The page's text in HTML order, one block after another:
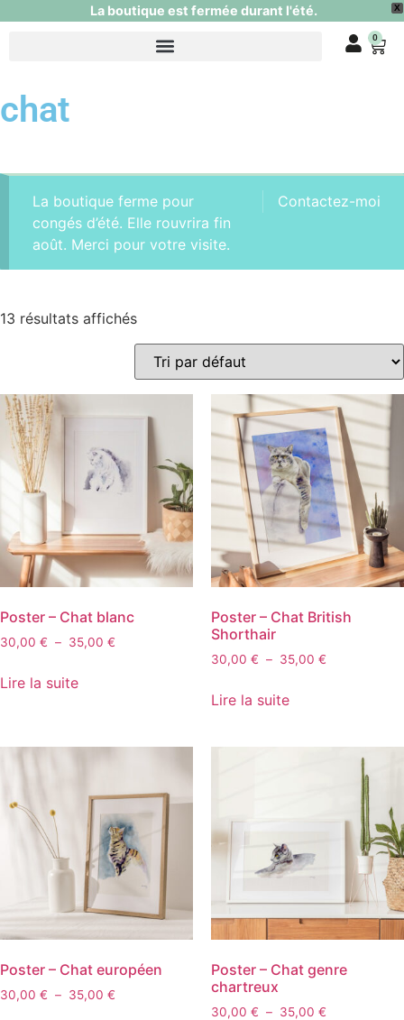
X
La boutique est fermée durant l'été.
0
chat
Contactez-moi
La boutique ferme pour
congés d’été. Elle rouvrira fin
août. Merci pour votre visite.
13 résultats affichés
Poster – Chat blanc
30,00 € – 35,00 €
Lire la suite
Poster – Chat British
Shorthair
30,00 € – 35,00 €
Lire la suite
Poster – Chat européen
30,00 € – 35,00 €
Poster – Chat genre
chartreux
30,00 € – 35,00 €